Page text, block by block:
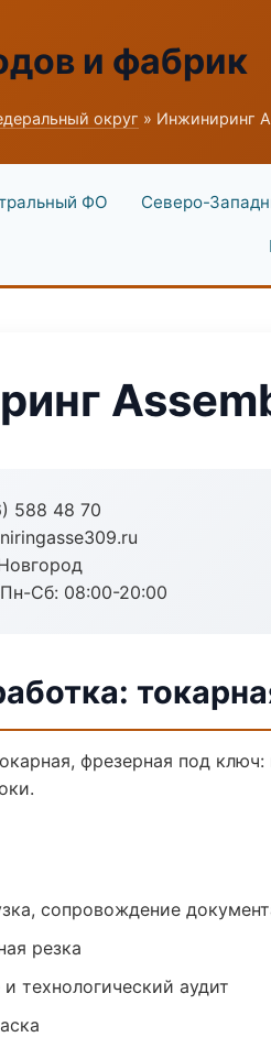
и фабрик
округ » Инжиниринг
ФО Северо-
588 48 70
Пн-Сб: 08:00-20:00
фрезерная под
сопровождение
резка
технологический аудит